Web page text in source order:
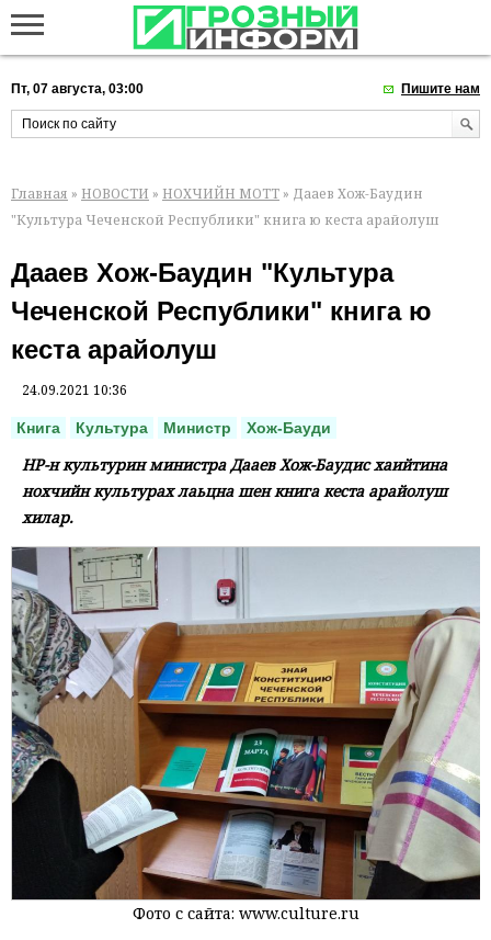
Пт, 07 августа, 03:00 Пишите нам
Главная » НОВОСТИ » НОХЧИЙН МОТТ » Дааев Хож-Баудин
"Культура Чеченской Республики" книга ю кеста арайолуш
Дааев Хож-Баудин "Культура
Чеченской Республики" книга ю
кеста арайолуш
24.09.2021 10:36
Книга Культура Министр Хож-Бауди
НР-н культурин министра Дааев Хож-Баудис хаийтина
нохчийн культурах лаьцна шен книга кеста арайолуш
хилар.
Фото с сайта: www.culture.ru